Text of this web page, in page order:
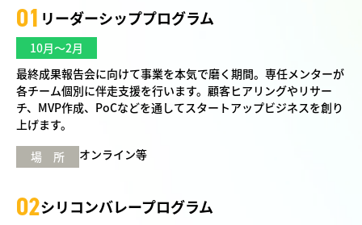
01 リーダーシッププログラム
10月～2月
最終成果報告会に向けて事業を本気で磨く期間。専任メンターが
各チーム個別に伴走支援を行います。顧客ヒアリングやリサー
チ、MVP作成、PoCなどを通してスタートアップビジネスを創り
上げます。
場 所
オンライン等
02シリコンバレープログラム